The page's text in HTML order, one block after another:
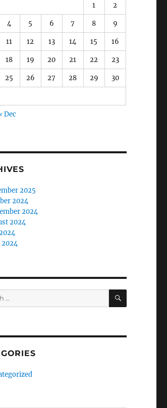
1 2
4 5 6 7 8 9
11 12 13 14 15 16
18 19 20 21 22 23
25 26 27 28 29 30
Dec
2025
2024
2024
2024
2024
SEARCH